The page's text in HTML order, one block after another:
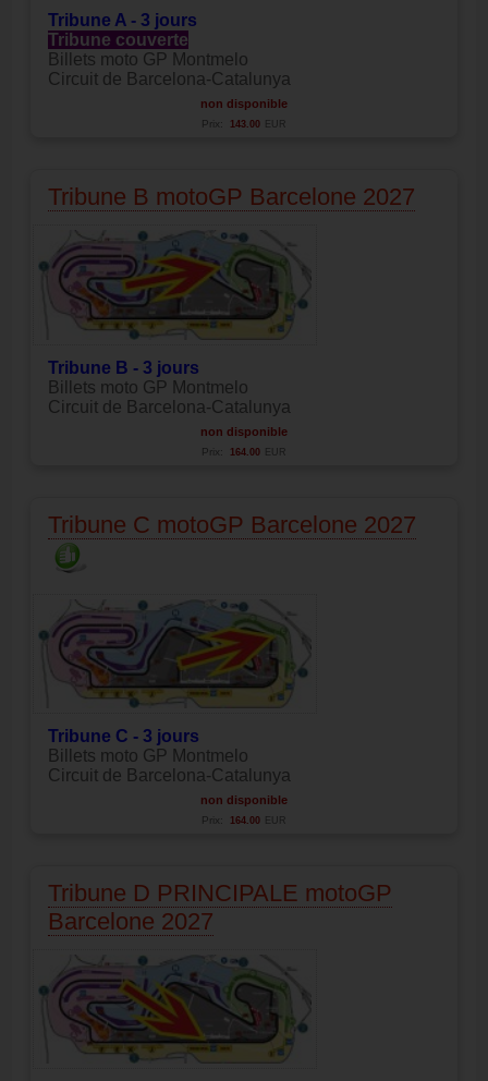
Tribune A - 3 jours
Tribune couverte
Billets moto GP Montmelo
Circuit de Barcelona-Catalunya
non disponible
Prix: 143.00 EUR
Tribune B motoGP Barcelone 2027
Tribune B - 3 jours
Billets moto GP Montmelo
Circuit de Barcelona-Catalunya
non disponible
Prix: 164.00 EUR
Tribune C motoGP Barcelone 2027
Tribune C - 3 jours
Billets moto GP Montmelo
Circuit de Barcelona-Catalunya
non disponible
Prix: 164.00 EUR
Tribune D PRINCIPALE motoGP
Barcelone 2027